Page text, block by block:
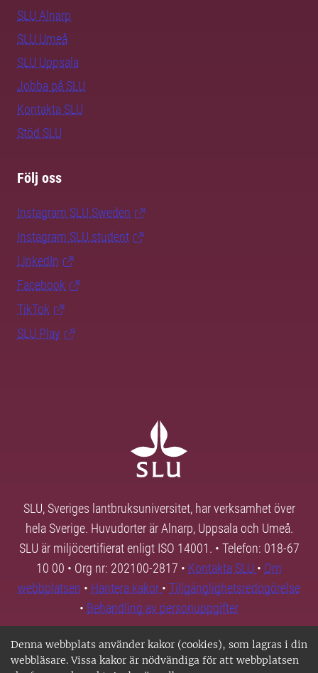
Denna webbplats använder kakor (cookies), som lagras i din
webbläsare. Vissa kakor är nödvändiga för att webbplatsen
SLU Alnarp
SLU Umeå
SLU Uppsala
Jobba på SLU
Kontakta SLU
Stöd SLU
Följ oss
Instagram SLU.Sweden
Instagram SLU.student
LinkedIn
Facebook
TikTok
SLU Play
SLU, Sveriges lantbruksuniversitet, har verksamhet över
hela Sverige. Huvudorter är Alnarp, Uppsala och Umeå.
SLU är miljöcertifierat enligt ISO 14001. • Telefon: 018-67
10 00 • Org nr: 202100-2817 • Kontakta SLU • Om
webbplatsen • Hantera kakor • Tillgänglighetsredogörelse
• Behandling av personuppgifter